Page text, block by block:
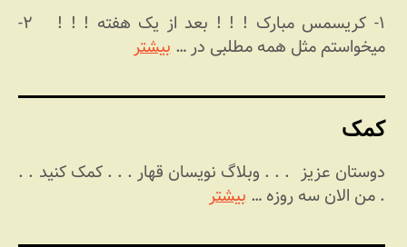
۱- کریسمس مبارک ! ! ! بعد از یک هفته ! ! ! ۲-
میخواستم مثل همه مطلبی در …بیشتر
کمک
دوستان عزیز . . . وبلاگ نویسان قهار . . . کمک کنید . .
. من الان سه روزه …بیشتر